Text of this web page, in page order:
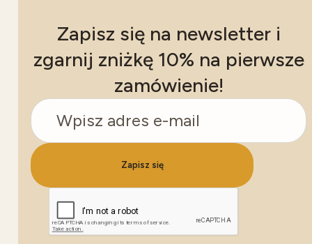
Zapisz się na newsletter i
zgarnij zniżkę 10% na pierwsze
zamówienie!
Zapisz się